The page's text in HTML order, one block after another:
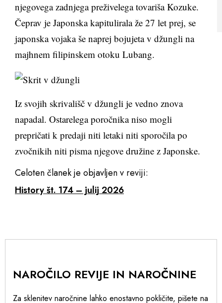
njegovega zadnjega preživelega tovariša Kozuke.
Čeprav je Japonska kapitulirala že 27 let prej, se
japonska vojaka še naprej bojujeta v džungli na
majhnem filipinskem otoku Lubang.
Iz svojih skrivališč v džungli je vedno znova
napadal. Ostarelega poročnika niso mogli
prepričati k predaji niti letaki niti sporočila po
zvočnikih niti pisma njegove družine z Japonske.
Celoten članek je objavljen v reviji:
History št. 174 – julij 2026
NAROČILO REVIJE IN NAROČNINE
Za sklenitev naročnine lahko enostavno pokličite, pišete na